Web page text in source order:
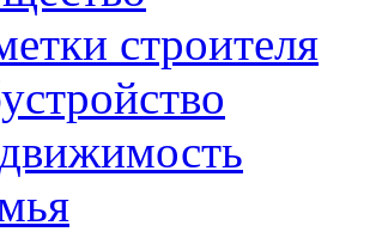
строителя